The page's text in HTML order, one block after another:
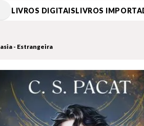
LIVROS DIGITAISLIVROS
- Estrangeira